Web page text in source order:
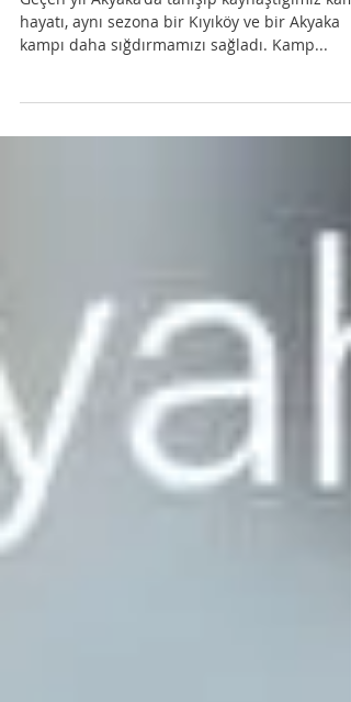
Alışverişi Listemizde
Neler Var?
Geçen yıl Akyaka'da tanışıp kaynaştığımız
hayatı, aynı sezona bir Kıyıköy ve bir Akyaka